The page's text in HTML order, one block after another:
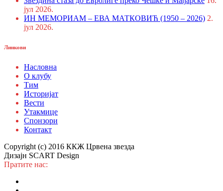
јул 2026.
ИН МЕМОРИАМ – ЕВА МАТКОВИЋ (1950 – 2026) 2.
јул 2026.
Линкови
Насловна
О клубу
Тим
Историјат
Вести
Утакмице
Спонзори
Контакт
Copyright (c) 2016 ККЖ Црвена звезда
Дизајн SCART Design
Пратите нас: